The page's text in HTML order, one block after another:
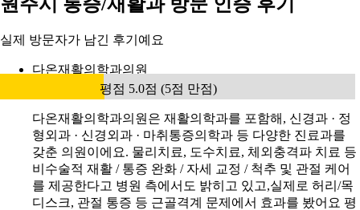
실제 방문자가 남긴 후기예요
다온재활의학과의원
평점 5.0점 (5점 만점)
다온재활의학과의원은 재활의학과를 포함해, 신경과 · 정
형외과 · 신경외과 · 마취통증의학과 등 다양한 진료과를
갖춘 의원이에요. 물리치료, 도수치료, 체외충격파 치료 등
비수술적 재활 / 통증 완화 / 자세 교정 / 척추 및 관절 케어
를 제공한다고 병원 측에서도 밝히고 있고,실제로 허리/목
디스크, 관절 통증 등 근골격계 문제에서 효과를 봤어요 평